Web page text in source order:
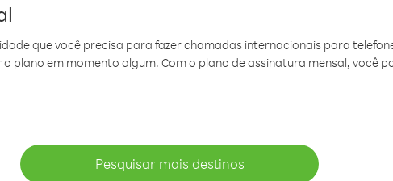
que você precisa para fazer chamadas internacionais para
plano em momento algum. Com o plano de assinatura mensal, você
Pesquisar mais destinos